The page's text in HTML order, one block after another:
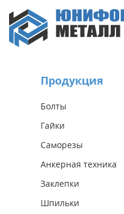
Продукция
Болты
Гайки
Саморезы
Анкерная техника
Заклепки
Шпильки